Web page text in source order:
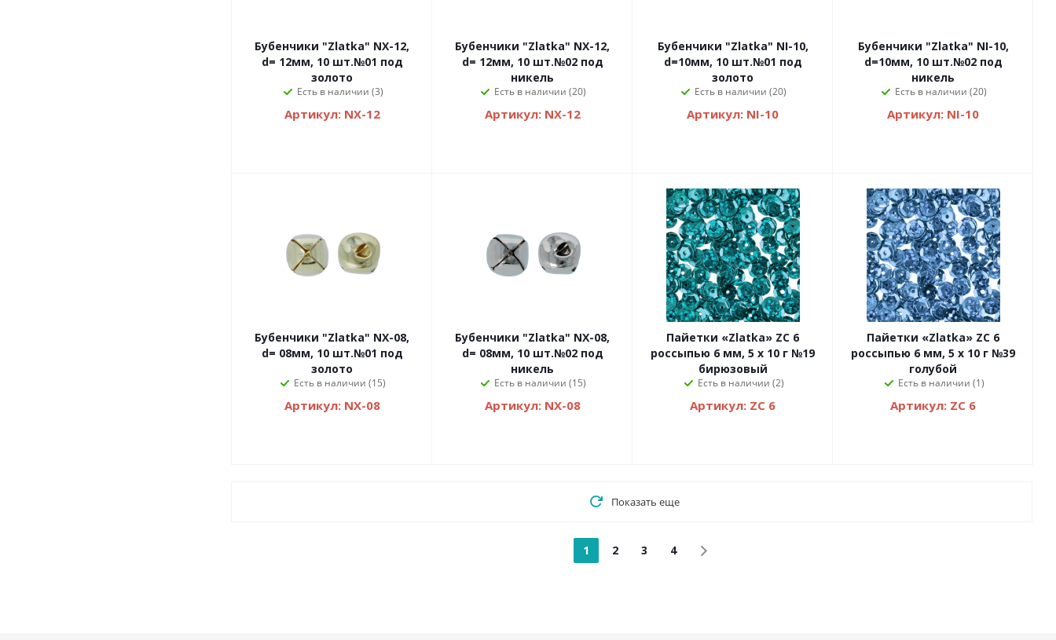
Бубенчики "Zlatka" NX-12,
d= 12мм, 10 шт.№01 под
золото
Есть в наличии (3)
Артикул: NX-12
Бубенчики "Zlatka" NX-12,
d= 12мм, 10 шт.№02 под
никель
Есть в наличии (20)
Артикул: NX-12
Бубенчики "Zlatka" NI-10,
d=10мм, 10 шт.№01 под
золото
Есть в наличии (20)
Артикул: NI-10
Бубенчики "Zlatka" NI-10,
d=10мм, 10 шт.№02 под
никель
Есть в наличии (20)
Артикул: NI-10
Бубенчики "Zlatka" NX-08,
d= 08мм, 10 шт.№01 под
золото
Есть в наличии (15)
Артикул: NX-08
Бубенчики "Zlatka" NX-08,
d= 08мм, 10 шт.№02 под
никель
Есть в наличии (15)
Артикул: NX-08
Пайетки «Zlatka» ZC 6
россыпью 6 мм, 5 х 10 г №19
бирюзовый
Есть в наличии (2)
Артикул: ZC 6
Пайетки «Zlatka» ZC 6
россыпью 6 мм, 5 х 10 г №39
голубой
Есть в наличии (1)
Артикул: ZC 6
Показать еще
1 2 3 4